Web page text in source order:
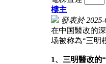
樓主
發表於
在中国醫改的
场被称為“三明
1、三明醫改的